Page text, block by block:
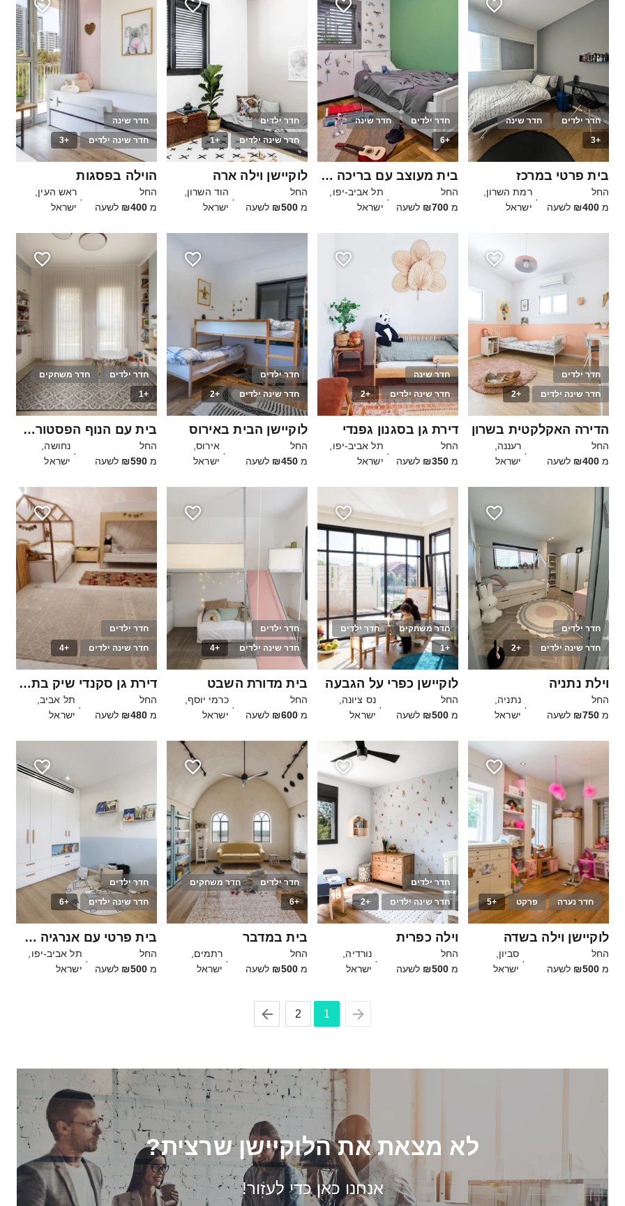
חדר ילדים
חדר שינה
+3
30
בית פרטי במרכז
החל
מ ₪400 לשעה
·
רמת השרון,
ישראל
חדר ילדים
חדר שינה
+6
בית מעוצב עם בריכה וגינה ענקית
החל
מ ₪700 לשעה
·
תל אביב-יפו,
ישראל
חדר ילדים
חדר שינה ילדים
+1
40
לוקיישן וילה ארה
החל
מ ₪500 לשעה
·
הוד השרון,
ישראל
חדר שינה
חדר שינה ילדים
+3
75
הוילה בפסגות
החל
מ ₪400 לשעה
·
ראש העין,
ישראל
חדר ילדים
חדר שינה ילדים
+2
10
הדירה האקלקטית בשרון
החל
מ ₪400 לשעה
·
רעננה,
ישראל
חדר שינה
חדר שינה ילדים
+2
20
דירת גן בסגנון גפנדי
החל
מ ₪350 לשעה
·
תל אביב-יפו,
ישראל
חדר ילדים
חדר שינה ילדים
+2
10
לוקיישן הבית באירוס
החל
מ ₪450 לשעה
·
אירוס,
ישראל
חדר ילדים
חדר משחקים
+1
40
בית עם הנוף הפסטורלי של חבל עדולם
החל
מ ₪590 לשעה
·
נחושה,
ישראל
חדר ילדים
חדר שינה ילדים
+2
5
וילת נתניה
החל
מ ₪750 לשעה
·
נתניה,
ישראל
חדר משחקים
חדר ילדים
+1
30
לוקיישן כפרי על הגבעה
החל
מ ₪500 לשעה
·
נס ציונה,
ישראל
חדר ילדים
חדר שינה ילדים
+4
15
בית מדורת השבט
החל
מ ₪600 לשעה
·
כרמי יוסף,
ישראל
חדר ילדים
חדר שינה ילדים
+4
15
דירת גן סקנדי שיק בתל אביב השקטה
החל
מ ₪480 לשעה
·
תל אביב,
ישראל
חדר נערה פרקט +5
30
לוקיישן וילה בשדה
החל
מ ₪500 לשעה
·
סביון,
ישראל
חדר ילדים
חדר שינה ילדים
+2
15
וילה כפרית
החל
מ ₪500 לשעה
·
נורדיה,
ישראל
חדר ילדים
חדר משחקים
+6
20
בית במדבר
החל
מ ₪500 לשעה
·
רתמים,
ישראל
חדר ילדים
חדר שינה ילדים
+6
20
בית פרטי עם אנרגיה טובה במיוחד
החל
מ ₪500 לשעה
·
תל אביב-יפו,
ישראל
1
2
לא מצאת את הלוקיישן שרצית?
אנחנו כאן כדי לעזור!
2